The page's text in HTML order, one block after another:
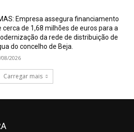
Empresa assegura financiamento
cerca de 1,68 milhões de euros para a
da rede de distribuição de
do concelho de Beja.
08/2026
Carregar mais